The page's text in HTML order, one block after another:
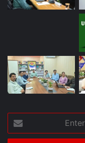
your
Email